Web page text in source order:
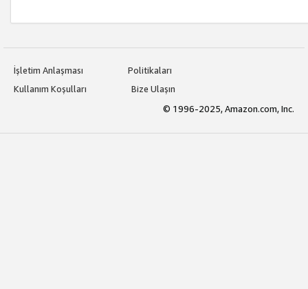
İşletim Anlaşması
Politikaları
Kullanım Koşulları
Bize Ulaşın
© 1996-2025, Amazon.com, Inc.